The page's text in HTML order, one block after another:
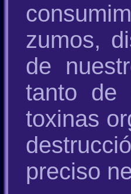
zumos,
de
tanto de
toxinas
preciso